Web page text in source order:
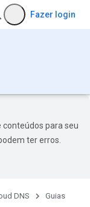
Fazer login
conteúdos para seu
ter erros.
DNS Guias